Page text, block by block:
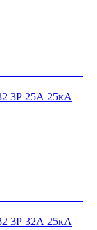
3Р 25А 25кА
3Р 32А 25кА